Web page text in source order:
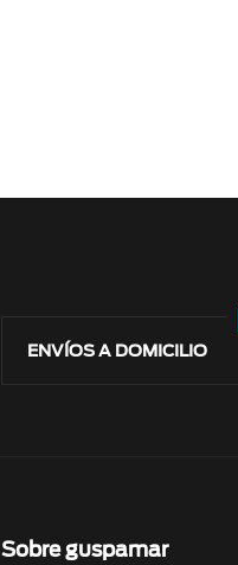
ENVÍOS A DOMICILIO
Sobre guspamar